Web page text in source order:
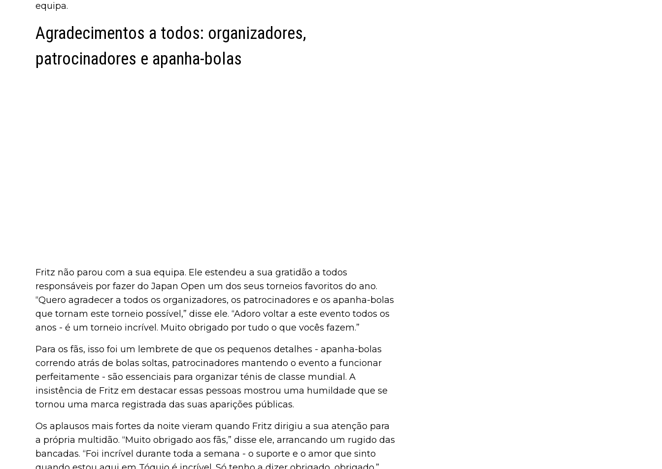
equipa.
Agradecimentos a todos: organizadores,
patrocinadores e apanha-bolas
Fritz não parou com a sua equipa. Ele estendeu a sua gratidão a todos
responsáveis por fazer do Japan Open um dos seus torneios favoritos do ano.
“Quero agradecer a todos os organizadores, os patrocinadores e os apanha-bolas
que tornam este torneio possível,” disse ele. “Adoro voltar a este evento todos os
anos - é um torneio incrível. Muito obrigado por tudo o que vocês fazem.”
Para os fãs, isso foi um lembrete de que os pequenos detalhes - apanha-bolas
correndo atrás de bolas soltas, patrocinadores mantendo o evento a funcionar
perfeitamente - são essenciais para organizar ténis de classe mundial. A
insistência de Fritz em destacar essas pessoas mostrou uma humildade que se
tornou uma marca registrada das suas aparições públicas.
Os aplausos mais fortes da noite vieram quando Fritz dirigiu a sua atenção para
a própria multidão. “Muito obrigado aos fãs,” disse ele, arrancando um rugido das
bancadas. “Foi incrível durante toda a semana - o suporte e o amor que sinto